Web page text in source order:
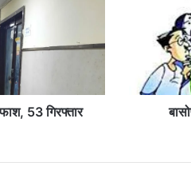
53 गिरफ्तार
मुखिया,देखें
पुरी